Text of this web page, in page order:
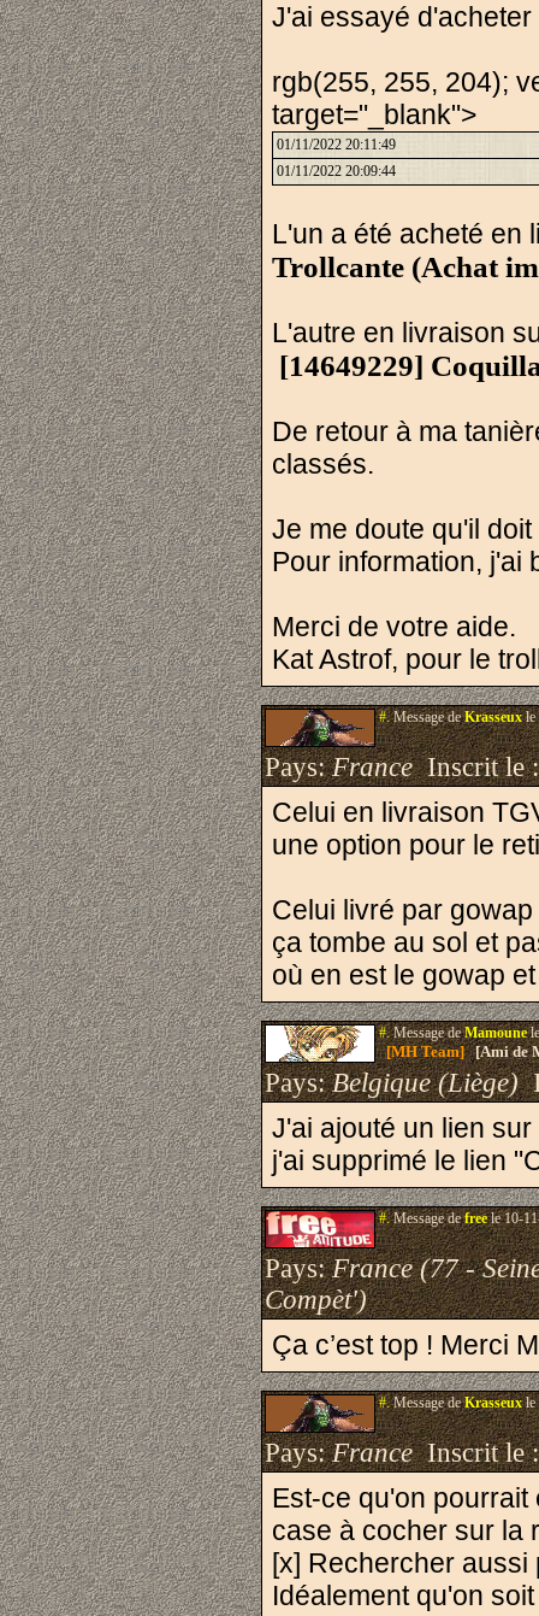
J'ai essayé
rgb(255, 255, 204);
target="_blank">
01/11/2022 20:11:49
01/11/2022 20:09:44
L'un a été acheté en
Trollcante (Achat
L'autre en livraison
[14649229]
De retour à ma
classés.
Je me doute qu'il
Pour information, j'ai
Merci de votre aide.
Kat Astrof, pour le
#.Message deKrasseuxle
Pays:FranceInscrit le
Celui en livraison
une option pour le
Celui livré par
ça tombe au sol et
où en est le gowap
#.Message deMamoune
[MH Team][Ami de
Pays:Belgique (Liège)
J'ai ajouté un lien
j'ai supprimé le lien
#.Message defreele 10-
Pays:France (77 -
Compèt')
Ça c’est top ! Merci
#.Message deKrasseuxle
Pays:FranceInscrit le
Est-ce qu'on
case à cocher sur la
[x] Rechercher aussi
Idéalement qu'on